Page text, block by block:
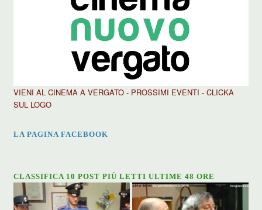
VIENI AL CINEMA A VERGATO - PROSSIMI EVENTI - CLICKA
SUL LOGO
LA PAGINA FACEBOOK
CLASSIFICA 10 POST PIÙ LETTI ULTIME 48 ORE